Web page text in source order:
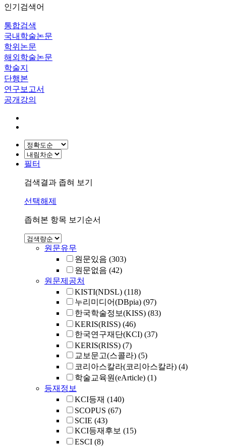
인기검색어
통합검색
국내학술논문
학위논문
해외학술논문
학술지
단행본
연구보고서
공개강의
필터
검색결과 좁혀 보기
선택해제
좁혀본 항목 보기순서
원문유무
원문있음 (303)
원문없음 (42)
원문제공처
KISTI(NDSL) (118)
누리미디어(DBpia) (97)
한국학술정보(KISS) (83)
KERIS(RISS) (46)
한국연구재단(KCI) (37)
KERIS(RISS) (7)
교보문고(스콜라) (5)
코리아스칼라(코리아스칼라) (4)
학술교육원(eArticle) (1)
등재정보
KCI등재 (140)
SCOPUS (67)
SCIE (43)
KCI등재후보 (15)
ESCI (8)